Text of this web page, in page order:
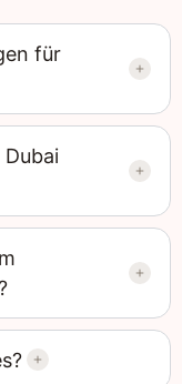
für